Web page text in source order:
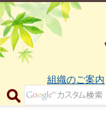
組織のご案内